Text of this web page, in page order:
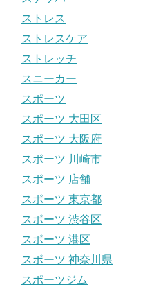
ストレス
ストレスケア
ストレッチ
スニーカー
スポーツ
スポーツ 大田区
スポーツ 大阪府
スポーツ 川崎市
スポーツ 店舗
スポーツ 東京都
スポーツ 渋谷区
スポーツ 港区
スポーツ 神奈川県
スポーツジム